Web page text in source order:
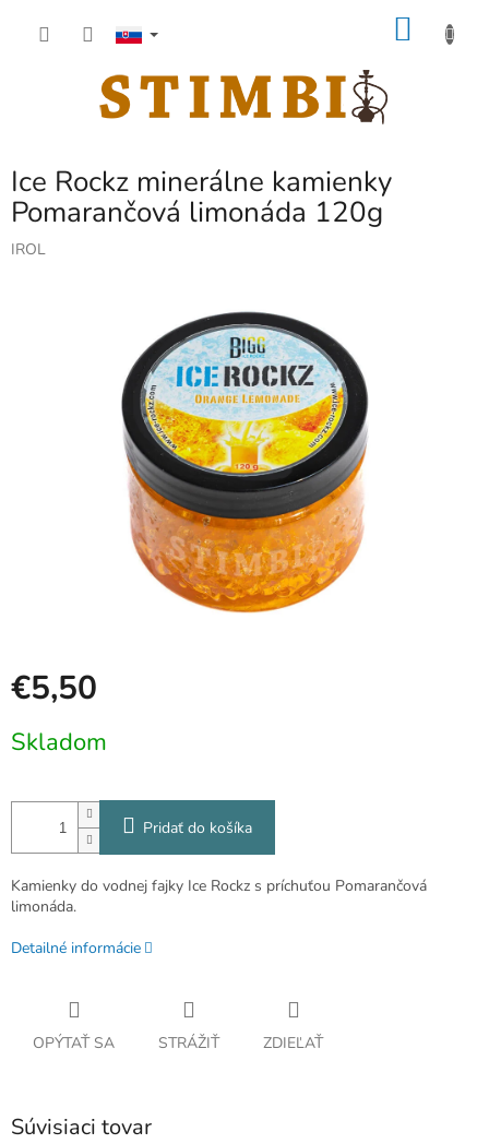
Ice Rockz minerálne kamienky
Pomarančová limonáda 120g
IROL
€5,50
cena:
Skladom
Pridať do košíka
Kamienky do vodnej fajky Ice Rockz s príchuťou Pomarančová
limonáda.
Detailné informácie
OPÝTAŤ SA STRÁŽIŤ ZDIEĽAŤ
Súvisiaci tovar